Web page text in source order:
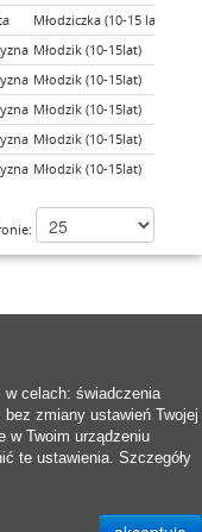
celach: świadczenia
zmiany ustawień Twojej
w Twoim urządzeniu
te ustawienia. Szczegóły
Młodziczka (10-15 lat)
Młodzik (10-15lat)
Młodzik (10-15lat)
Młodzik (10-15lat)
Młodzik (10-15lat)
Młodzik (10-15lat)